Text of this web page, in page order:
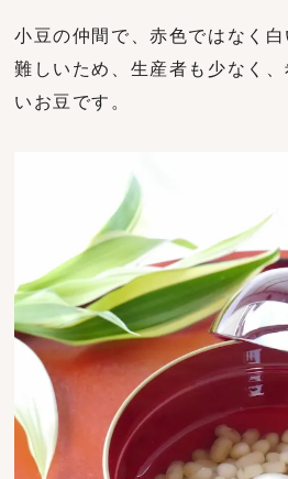
小豆の仲間で、赤色ではなく
難しいため、生産者も少なく
いお豆です。